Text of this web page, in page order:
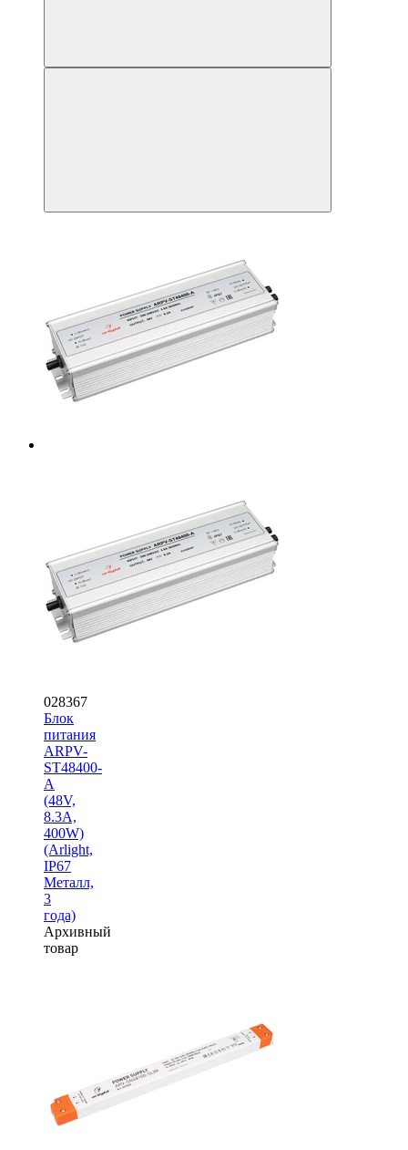
028367
Блок
питания
ARPV-
ST48400-
A
(48V,
8.3A,
400W)
(Arlight,
IP67
Металл,
3
года)
Архивный
товар